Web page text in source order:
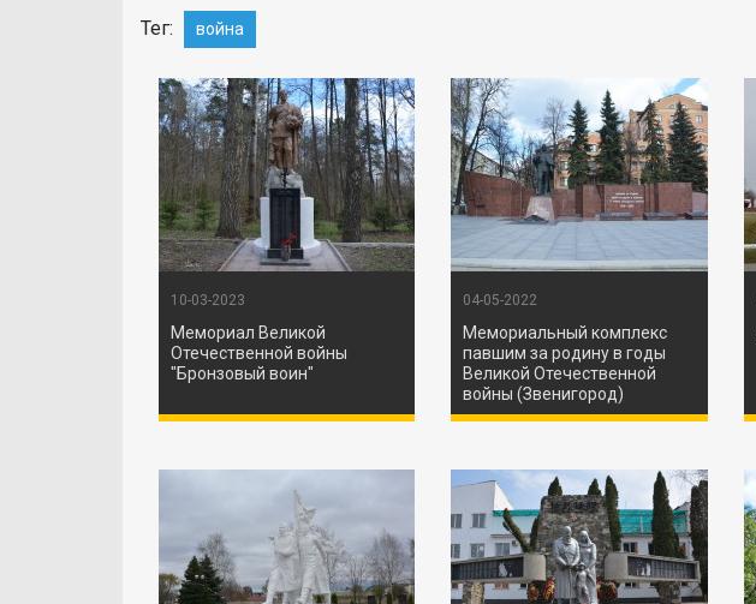
Тег: война
10-03-2023
Мемориал Великой
Отечественной войны
"Бронзовый воин"
04-05-2022
Мемориальный комплекс
павшим за родину в годы
Великой Отечественной
войны (Звенигород)